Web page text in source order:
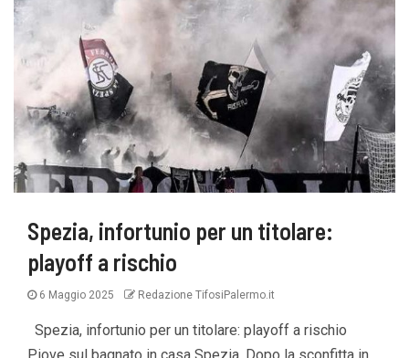
Spezia, infortunio per un titolare:
playoff a rischio
6 Maggio 2025 Redazione TifosiPalermo.it
Spezia, infortunio per un titolare: playoff a rischio